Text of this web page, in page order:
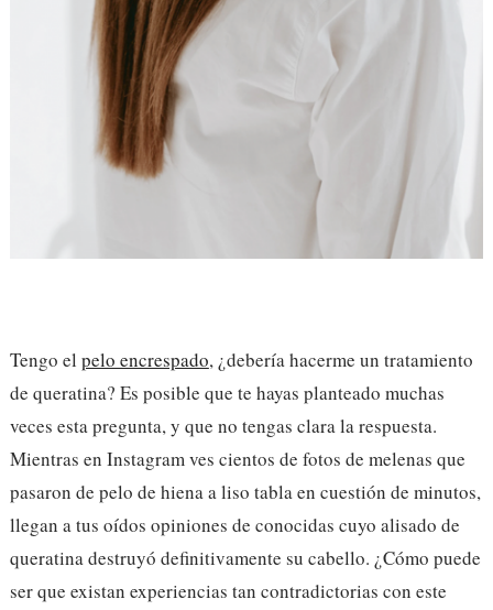
Tengo el pelo encrespado, ¿debería hacerme un tratamiento
de queratina? Es posible que te hayas planteado muchas
veces esta pregunta, y que no tengas clara la respuesta.
Mientras en Instagram ves cientos de fotos de melenas que
pasaron de pelo de hiena a liso tabla en cuestión de minutos,
llegan a tus oídos opiniones de conocidas cuyo alisado de
queratina destruyó definitivamente su cabello. ¿Cómo puede
ser que existan experiencias tan contradictorias con este